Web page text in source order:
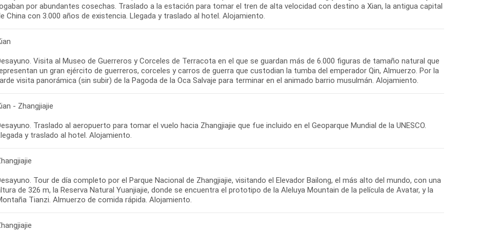
por abundantes cosechas. Traslado a la estación para tomar el tren de alta velocidad con destino a Xian, la antigua capital
Visita al Museo de Guerreros y Corceles de Terracota en el que se guardan más de 6.000 figuras de tamaño natural que
un gran ejército de guerreros, corceles y carros de guerra que custodian la tumba del emperador Qin, Almuerzo. Por la
- Zhangjiajie
Traslado al aeropuerto para tomar el vuelo hacia Zhangjiajie que fue incluido en el Geoparque Mundial de la UNESCO.
Tour de día completo por el Parque Nacional de Zhangjiajie, visitando el Elevador Bailong, el más alto del mundo, con una
de 326 m, la Reserva Natural Yuanjiajie, donde se encuentra el prototipo de la Aleluya Mountain de la película de Avatar, y la
Tianzi. Almuerzo de comida rápida. Alojamiento.